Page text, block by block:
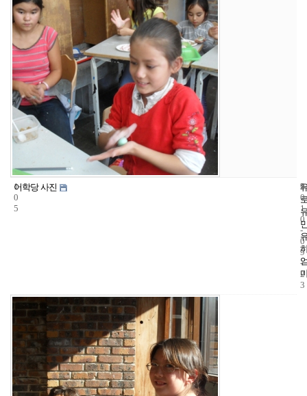
1
0
5
어학당 사진 9
2
0
1
0
-
0
9
-
2
3